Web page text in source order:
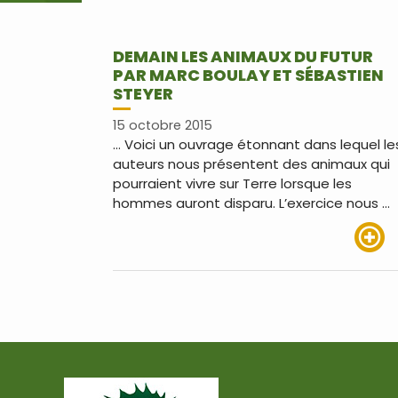
DEMAIN LES ANIMAUX DU FUTUR
PAR MARC BOULAY ET SÉBASTIEN
STEYER
15 octobre 2015
… Voici un ouvrage étonnant dans lequel
auteurs nous présentent des animaux qui
pourraient vivre sur Terre lorsque les
hommes auront disparu. L’exercice nous …